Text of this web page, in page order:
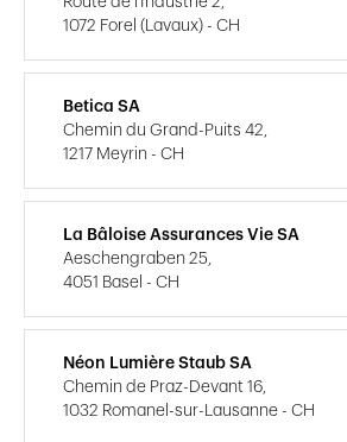
1072 Forel (Lavaux) - CH
Betica SA
Chemin du Grand-Puits 42,
1217 Meyrin - CH
La Bâloise Assurances Vie SA
Aeschengraben 25,
4051 Basel - CH
Néon Lumière Staub SA
Chemin de Praz-Devant 16,
1032 Romanel-sur-Lausanne - CH